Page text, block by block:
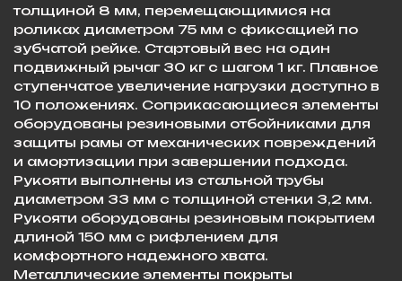
толщиной 8 мм, перемещающимися на
роликах диаметром 75 мм с фиксацией по
зубчатой рейке. Стартовый вес на один
подвижный рычаг 30 кг с шагом 1 кг. Плавное
ступенчатое увеличение нагрузки доступно в
10 положениях. Соприкасающиеся элементы
оборудованы резиновыми отбойниками для
защиты рамы от механических повреждений
и амортизации при завершении подхода.
Рукояти выполнены из стальной трубы
диаметром 33 мм с толщиной стенки 3,2 мм.
Рукояти оборудованы резиновым покрытием
длиной 150 мм с рифлением для
комфортного надежного хвата.
Металлические элементы покрыты